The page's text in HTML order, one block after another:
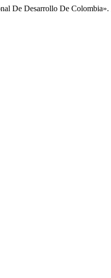
De Desarrollo De Colombia».